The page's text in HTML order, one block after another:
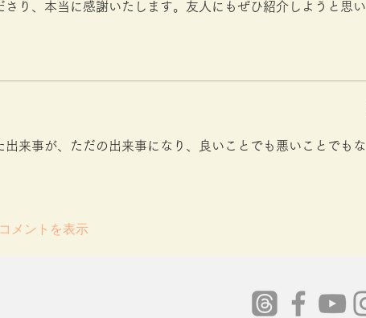
り、本当に感謝いたします。友人にもぜひ紹介しようと思い
来事が、ただの出来事になり、良いことでも悪いことでもな
メントを表示